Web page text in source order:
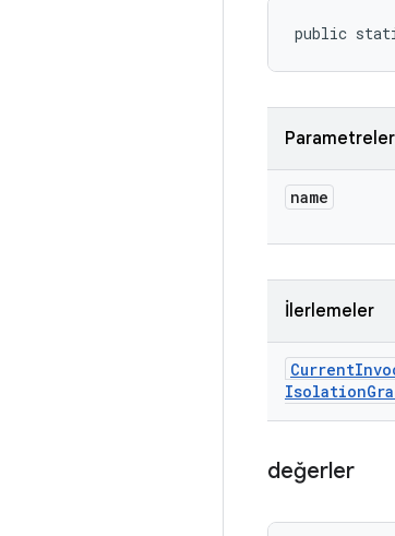
public
Parametreler
name
İlerlemeler
Current
Isolation
değerler